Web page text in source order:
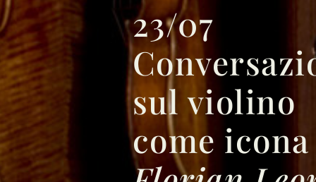
23/07
sul violino
come icona